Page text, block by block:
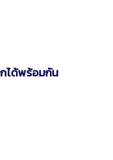
ได้พร้อมกัน